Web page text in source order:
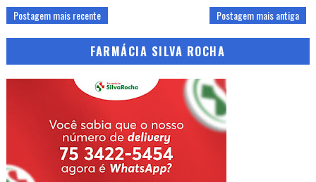
Postagem mais recente Postagem mais antiga
FARMÁCIA SILVA ROCHA